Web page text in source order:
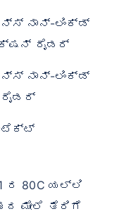
ನಾನ್-ಲಿಂಕ್ಡ್
ರೈಡರ್
ನಾನ್-ಲಿಂಕ್ಡ್
ರ 80C ಯಲ್ಲಿ
ಮೇಲೆ ತೆರಿಗೆ